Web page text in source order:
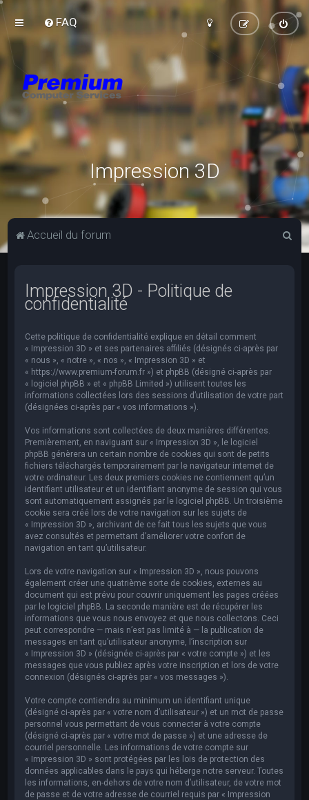
FAQ
Impression 3D
Accueil du forum
Impression 3D - Politique de
confidentialité
Cette politique de confidentialité explique en détail comment
« Impression 3D » et ses partenaires affiliés (désignés ci-après par
« nous », « notre », « nos », « Impression 3D » et
« https://www.premium-forum.fr ») et phpBB (désigné ci-après par
« logiciel phpBB » et « phpBB Limited ») utilisent toutes les
informations collectées lors des sessions d’utilisation de votre part
(désignées ci-après par « vos informations »).
Vos informations sont collectées de deux manières différentes.
Premièrement, en naviguant sur « Impression 3D », le logiciel
phpBB génèrera un certain nombre de cookies qui sont de petits
fichiers téléchargés temporairement par le navigateur internet de
votre ordinateur. Les deux premiers cookies ne contiennent qu’un
identifiant utilisateur et un identifiant anonyme de session qui vous
sont automatiquement assignés par le logiciel phpBB. Un troisième
cookie sera créé lors de votre navigation sur les sujets de
« Impression 3D », archivant de ce fait tous les sujets que vous
avez consultés et permettant d’améliorer votre confort de
navigation en tant qu’utilisateur.
Lors de votre navigation sur « Impression 3D », nous pouvons
également créer une quatrième sorte de cookies, externes au
document qui est prévu pour couvrir uniquement les pages créées
par le logiciel phpBB. La seconde manière est de récupérer les
informations que vous nous envoyez et que nous collectons. Ceci
peut correspondre — mais n’est pas limité à — la publication de
messages en tant qu’utilisateur anonyme, l’inscription sur
« Impression 3D » (désignée ci-après par « votre compte ») et les
messages que vous publiez après votre inscription et lors de votre
connexion (désignés ci-après par « vos messages »).
Votre compte contiendra au minimum un identifiant unique
(désigné ci-après par « votre nom d’utilisateur ») et un mot de passe
personnel vous permettant de vous connecter à votre compte
(désigné ci-après par « votre mot de passe ») et une adresse de
courriel personnelle. Les informations de votre compte sur
« Impression 3D » sont protégées par les lois de protection des
données applicables dans le pays qui héberge notre serveur. Toutes
les informations, en-dehors de votre nom d’utilisateur, de votre mot
de passe et de votre adresse de courriel requis par « Impression